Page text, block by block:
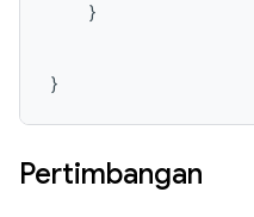
    }
}
Pertimbangan